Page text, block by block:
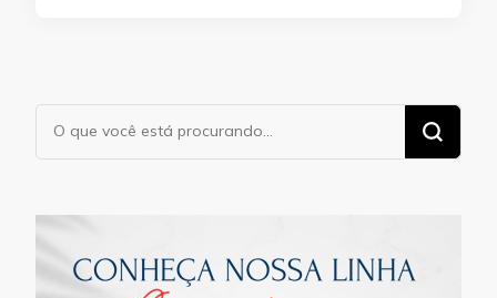
Procurando
algo?